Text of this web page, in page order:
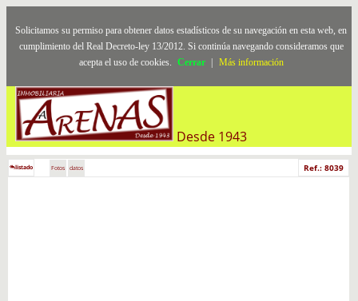
Solicitamos su permiso para obtener datos estadísticos de su navegación en esta web, en
cumplimiento del Real Decreto-ley 13/2012. Si continúa navegando consideramos que
acepta el uso de cookies. Cerrar Más información
Desde 1943
listado Fotos datos Ref.: 8039